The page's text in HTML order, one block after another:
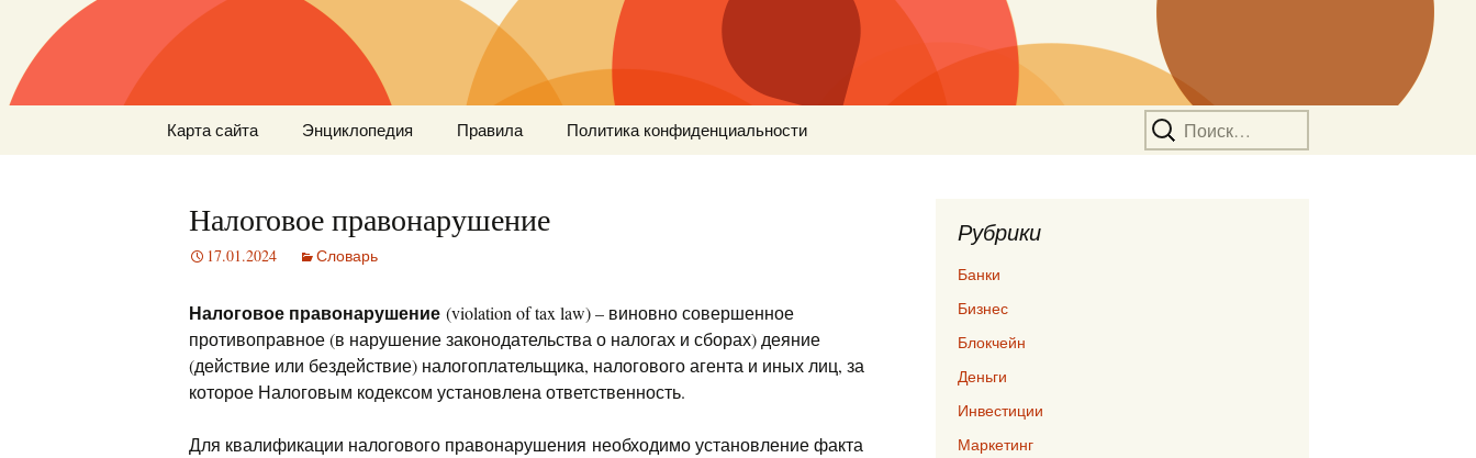
Карта сайта Энциклопедия Правила Политика конфиденциальности Найти:
Налоговое правонарушение
17.01.2024 Словарь
Налоговое правонарушение (violation of tax law) – виновно совершенное
противоправное (в нарушение законодательства о налогах и сборах) деяние
(действие или бездействие) налогоплательщика, налогового агента и иных лиц, за
которое Налоговым кодексом установлена ответственность.
Для квалификации налогового правонарушения необходимо установление факта
Рубрики
Банки
Бизнес
Блокчейн
Деньги
Инвестиции
Маркетинг